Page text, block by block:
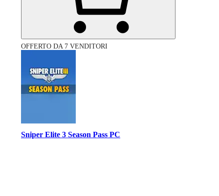
OFFERTO DA 7 VENDITORI
Sniper Elite 3 Season Pass PC